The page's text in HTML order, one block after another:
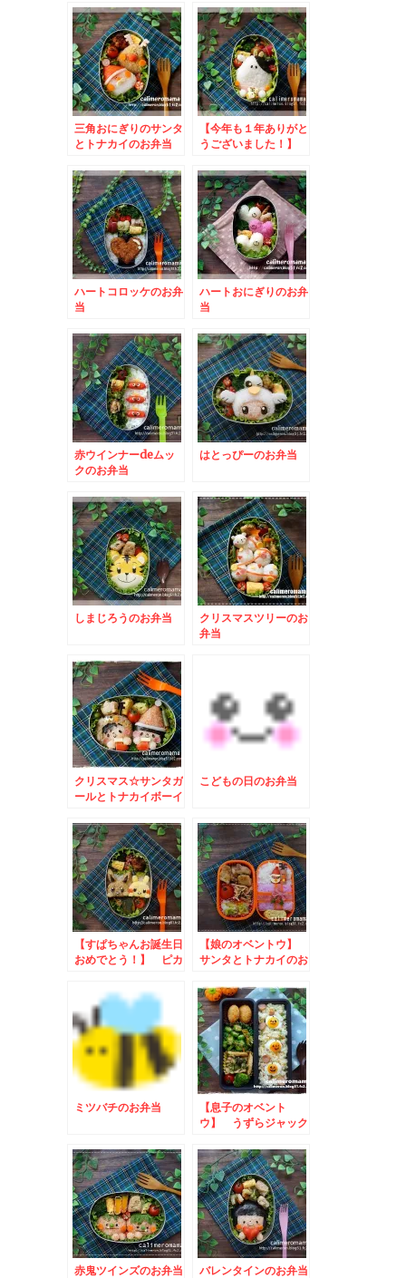
三角おにぎりのサンタ
とトナカイのお弁当
【今年も１年ありがと
うございました！】
ハートコロッケのお弁
当
ハートおにぎりのお弁
当
赤ウインナーdeムッ
クのお弁当
はとっぴーのお弁当
しまじろうのお弁当
クリスマスツリーのお
弁当
クリスマス☆サンタガ
ールとトナカイボーイ
こどもの日のお弁当
【すぱちゃんお誕生日
おめでとう！】 ピカ
【娘のオベントウ】
サンタとトナカイのお
ミツバチのお弁当
【息子のオベント
ウ】 うずらジャック
赤鬼ツインズのお弁当 バレンタインのお弁当